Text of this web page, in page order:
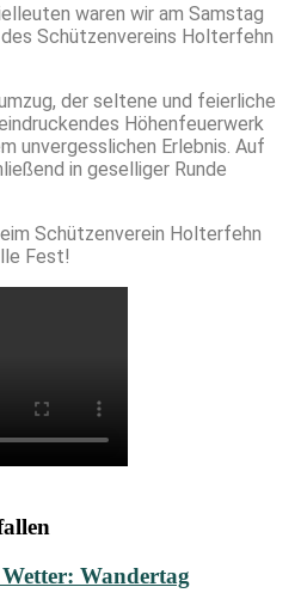
waren wir am Samstag
Schützenvereins Holterfehn
der seltene und feierliche
Höhenfeuerwerk
unvergesslichen Erlebnis. Auf
in geselliger Runde
Schützenverein Holterfehn
Fest!
Wandertag